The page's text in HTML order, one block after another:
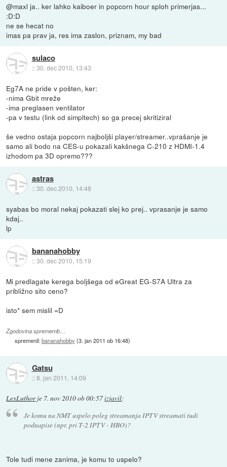
@maxl ja.. ker lahko kaiboer in popcorn hour sploh primerjas...
:D:D
ne se hecat no
imas pa prav ja, res ima zaslon, priznam, my bad
sulaco
::30. dec 2010, 13:43
Eg7A ne pride v pošten, ker:
-nima Gbit mreže
-ima preglasen ventilator
-pa v testu (link od simpltech) so ga precej skritiziral
še vedno ostaja popcorn najboljši player/streamer..vprašanje je
samo ali bodo na CES-u pokazali kakšnega C-210 z HDMI-1.4
izhodom pa 3D opremo???
astras
::30. dec 2010, 14:48
syabas bo moral nekaj pokazati slej ko prej.. vprasanje je samo
kdaj..
lp
bananahobby
::30. dec 2010, 15:19
Mi predlagate kerega boljšega od eGreat EG-S7A Ultra za
približno sito ceno?
isto* sem mislil =D
Zgodovina sprememb…
spremenil:bananahobby (3. jan 2011 ob 16:48)
Gatsu
::8. jan 2011, 14:09
LexLuthorje 7. nov 2010 ob 00:57izjavil:
Je komu na NMT uspelo poleg streamanja IPTV streamati tudi
podnapise (npr. pri T-2 IPTV - HBO)?
Tole tudi mene zanima, je komu to uspelo?